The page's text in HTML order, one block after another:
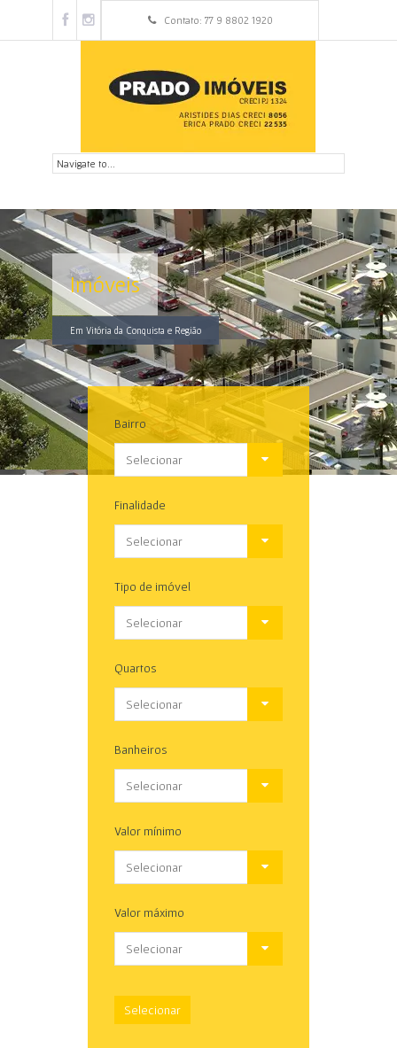
Contato: 77 9 8802 1920
Imóveis
Em Vitória da Conquista e Região
Bairro
Selecionar
Finalidade
Selecionar
Tipo de imóvel
Selecionar
Quartos
Selecionar
Banheiros
Selecionar
Valor mínimo
Selecionar
Valor máximo
Selecionar